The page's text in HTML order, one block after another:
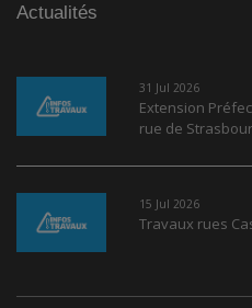
Actualités
31 Jul 2026
Extension
rue de
15 Jul 2026
Travaux rues